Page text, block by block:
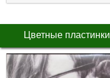
Цветные пластинки